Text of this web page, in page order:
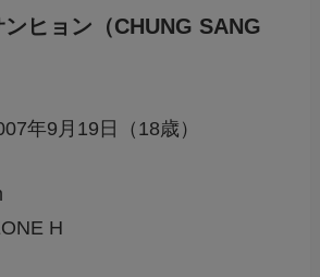
ヒョン（CHUNG SANG
年9月19日（18歳）
H